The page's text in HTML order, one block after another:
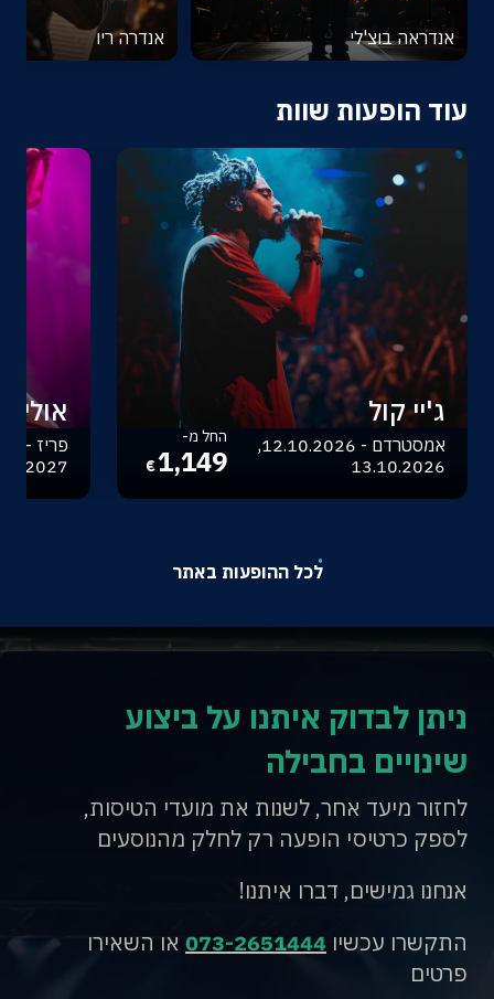
אנדראה בוצ'לי אנדרה ריו
עוד הופעות שוות
ג'יי קול
אמסטרדם - 12.10.2026,
13.10.2026
החל מ-
1,149
€
לכל ההופעות באתר
ניתן לבדוק איתנו על ביצוע
שינויים בחבילה
לחזור מיעד אחר, לשנות את מועדי הטיסות,
לספק כרטיסי הופעה רק לחלק מהנוסעים
אנחנו גמישים, דברו איתנו!
התקשרו עכשיו 073-2651444 או השאירו
פרטים